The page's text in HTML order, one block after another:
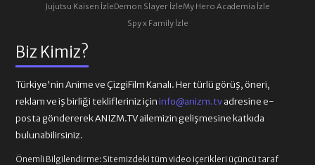
Biz Kimiz?
Türkiye'nin Anime ve ÇizgiFilm Kanalı. Her türlü görüş, öneri,
reklam ve iş birliği teklifleriniz içininfo@anizm.tvadresine e-
posta göndererek ANIZM.TV ailemizin gelişmesine katkıda
bulunabilirsiniz.
Önemli Bilgilendirme: Sitemizdeki tüm video içerikleri üçüncü taraf
Jujutsu Kaisen İzleDemon Slayer İzleMy Hero Academia İzle
Spy x Family İzle